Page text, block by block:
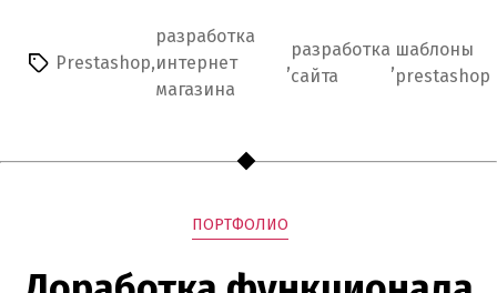
ТОВАРОВ»
Метки
Prestashop,
разработка
интернет
магазина
,
разработка
сайта
,
шаблоны
prestashop
Рубрики
ПОРТФОЛИО